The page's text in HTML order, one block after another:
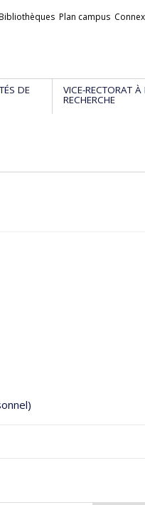
Plan campus
DE VICE-RECTORAT À
RECHERCHE